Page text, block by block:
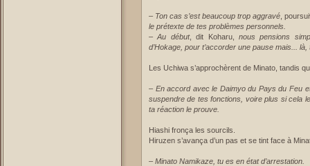
– Ton cas s’est beaucoup trop aggravé ,
le prétexte de tes problèmes personnels.
– Au début, dit Koharu, nous pensions
d’Hokage, pour t’accorder une pause mais...
Les Uchiwa s’approchèrent de Minato, tandis
– En accord avec le Daimyo du Pays du Feu
suspendre de tes fonctions, voire plus si cela
ta réaction le prouve.
Hiashi fronça les sourcils.
Hiruzen s’avança d’un pas et se tint face à
– Minato Namikaze, tu es en état d’arrestation.